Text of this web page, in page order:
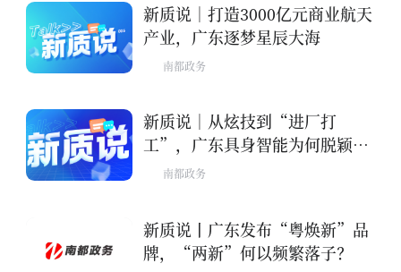
新质说｜打造3000亿元商业航天
产业，广东逐梦星辰大海
南都政务
新质说｜从炫技到“进厂打
工”，广东具身智能为何脱颖而
出？南都政务
新质说丨广东发布“粤焕新”品
牌，“两新”何以频繁落子？